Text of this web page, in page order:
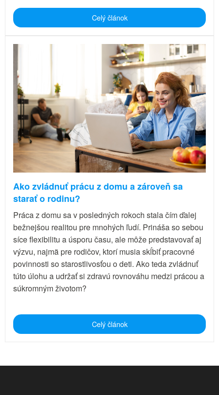
Celý článok
Ako zvládnuť prácu z domu a zároveň sa
starať o rodinu?
Práca z domu sa v posledných rokoch stala čím ďalej
bežnejšou realitou pre mnohých ľudí. Prináša so sebou
síce flexibilitu a úsporu času, ale môže predstavovať aj
výzvu, najmä pre rodičov, ktorí musia skĺbiť pracovné
povinnosti so starostlivosťou o deti. Ako teda zvládnuť
túto úlohu a udržať si zdravú rovnováhu medzi prácou a
súkromným životom?
Celý článok